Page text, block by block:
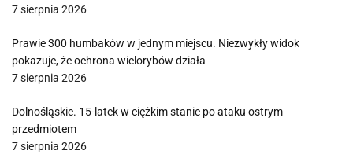
7 sierpnia 2026
Prawie 300 humbaków w jednym miejscu. Niezwykły widok
pokazuje, że ochrona wielorybów działa
7 sierpnia 2026
Dolnośląskie. 15-latek w ciężkim stanie po ataku ostrym
przedmiotem
7 sierpnia 2026